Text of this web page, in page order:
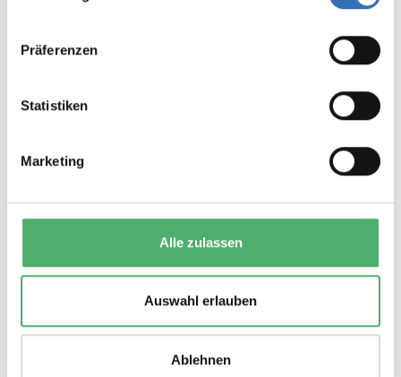
Präferenzen
Statistiken
Marketing
Alle zulassen
Auswahl erlauben
Ablehnen
Erfahrungen mit anderen.
DAS KÖNNTE IHNEN AUCH